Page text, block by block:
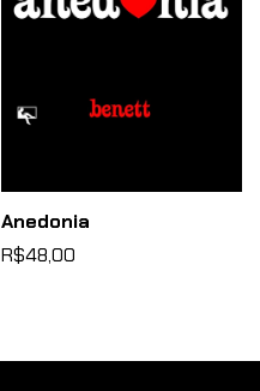
Anedonia
R$48,00